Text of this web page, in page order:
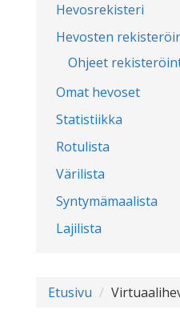
Hevosrekisteri
Hevosten
Ohjeet
Omat hevoset
Statistiikka
Rotulista
Värilista
Syntymämaalista
Lajilista
Etusivu